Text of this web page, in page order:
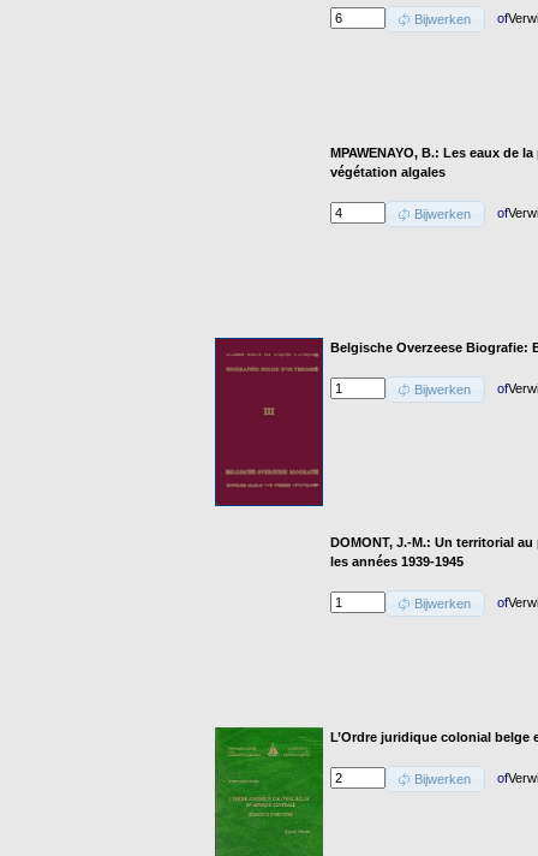
Bijwerken of
MPAWENAYO, B.: Les eaux de
végétation algales
Bijwerken of
Belgische Overzeese Biografie:
Bijwerken of
DOMONT, J.-M.: Un territorial
les années 1939-1945
Bijwerken of
L’Ordre juridique colonial belge
Bijwerken of